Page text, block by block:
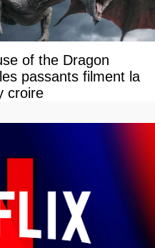
of the Dragon
passants filment la
croire